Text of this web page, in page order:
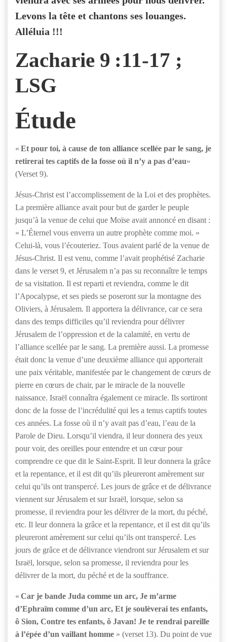
Levons la tête et chantons ses louanges.
Alléluia !!!
Zacharie 9 :11-17 ;
LSG
Étude
« Et pour toi, à cause de ton alliance scellée par le sang, je
retirerai tes captifs de la fosse où il n’y a pas d’eau»
(Verset 9).
Jésus-Christ est l’accomplissement de la Loi et des prophètes.
La première alliance avait pour but de garder le peuple
jusqu’à la venue de celui que Moïse avait annoncé en disant :
« L’Éternel vous enverra un autre prophète comme moi. »
Celui-là, vous l’écouteriez. Tous avaient parlé de la venue de
Jésus-Christ. Il est venu, comme l’avait prophétisé Zacharie
dans le verset 9, et Jérusalem n’a pas su reconnaître le temps
de sa visitation. Il est reparti et reviendra, comme le dit
l’Apocalypse, et ses pieds se poseront sur la montagne des
Oliviers, à Jérusalem. Il apportera la délivrance, car ce sera
dans des temps difficiles qu’il reviendra pour délivrer
Jérusalem de l’oppression et de la calamité, en vertu de
l’alliance scellée par le sang. La première aussi. La promesse
était donc la venue d’une deuxième alliance qui apporterait
une paix véritable, manifestée par le changement de cœurs de
pierre en cœurs de chair, par le miracle de la nouvelle
naissance. Israël connaîtra également ce miracle. Ils sortiront
donc de la fosse de l’incrédulité qui les a tenus captifs toutes
ces années. La fosse où il n’y avait pas d’eau, l’eau de la
Parole de Dieu. Lorsqu’il viendra, il leur donnera des yeux
pour voir, des oreilles pour entendre et un cœur pour
comprendre ce que dit le Saint-Esprit. Il leur donnera la grâce
et la repentance, et il est dit qu’ils pleureront amèrement sur
celui qu’ils ont transpercé. Les jours de grâce et de délivrance
viennent sur Jérusalem et sur Israël, lorsque, selon sa
promesse, il reviendra pour les délivrer de la mort, du péché,
etc. Il leur donnera la grâce et la repentance, et il est dit qu’ils
pleureront amèrement sur celui qu’ils ont transpercé. Les
jours de grâce et de délivrance viendront sur Jérusalem et sur
Israël, lorsque, selon sa promesse, il reviendra pour les
délivrer de la mort, du péché et de la souffrance.
« Car je bande Juda comme un arc, Je m’arme
d’Ephraïm comme d’un arc, Et je soulèverai tes enfants,
ô Sion, Contre tes enfants, ô Javan! Je te rendrai pareille
à l’épée d’un vaillant homme » (verset 13). Du point de vue